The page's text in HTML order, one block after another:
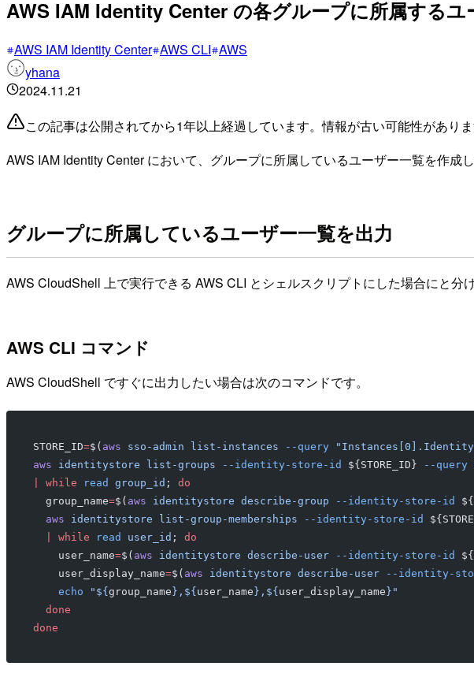
AWS IAM Identity Center の各グループに所属するユ
AWS IAM Identity Center AWS CLI AWS
yhana
2024.11.21
この記事は公開されてから1年以上経過しています。情報が古い可能性がありま
AWS IAM Identity Center において、グループに所属しているユーザー一覧を作成
グループに所属しているユーザー一覧を出力
AWS CloudShell 上で実行できる AWS CLI とシェルスクリプトにした場合にと分
AWS CLI コマンド
AWS CloudShell ですぐに出力したい場合は次のコマンドです。
STORE_ID=$( aws sso-admin list-instances --query
aws identitystore list-groups --identity-store-id ${STORE_ID} --query
while read group_id ; do
  group_name
=$( aws identitystore describe-group --identity-store-id
  aws
identitystore list-group-memberships --identity-store-id
while read user_id ; do
    user_name
=$( aws identitystore describe-user --identity-store-id
    user_display_name
=$( aws identitystore describe-user --identity-
    echo
"${group_name},${user_name},${user_display_name}"
  done
done